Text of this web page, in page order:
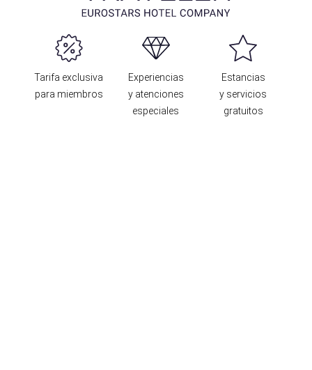
Tarifa exclusiva
para miembros
Experiencias
y atenciones
especiales
Estancias
y servicios
gratuitos